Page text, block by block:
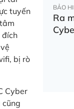
tuyến
đích
bị rò
Cyber
cũng
BẢO
Ra